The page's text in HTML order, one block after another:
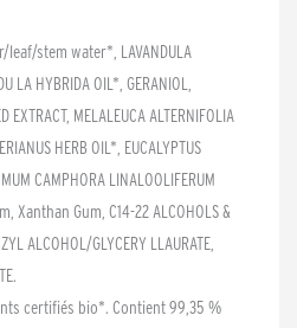
stem water*, LAVANDULA
LA HYBRIDA OIL*, GERANIOL,
EXTRACT, MELALEUCA ALTERNIFOLIA
HERB OIL*, EUCALYPTUS
CAMPHORA LINALOOLIFERUM
Xanthan Gum, C14-22 ALCOHOLS &
ALCOHOL/GLYCERY LLAURATE,
certifiés bio*. Contient 99,35 %